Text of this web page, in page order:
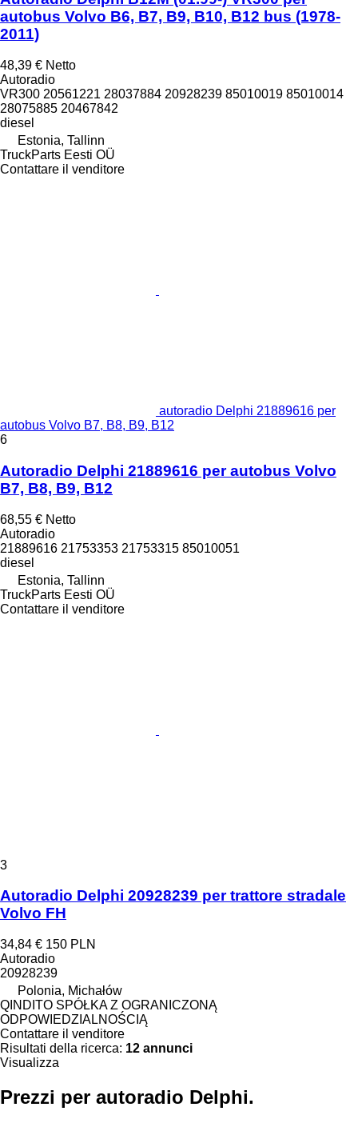
autobus Volvo B6, B7, B9, B10, B12 bus (1978-
2011)
48,39 € Netto
Autoradio
VR300 20561221 28037884 20928239 85010019 85010014
28075885 20467842
diesel
Estonia, Tallinn
TruckParts Eesti OÜ
Contattare il venditore
autoradio Delphi 21889616 per
autobus Volvo B7, B8, B9, B12
6
Autoradio Delphi 21889616 per autobus Volvo
B7, B8, B9, B12
68,55 € Netto
Autoradio
21889616 21753353 21753315 85010051
diesel
Estonia, Tallinn
TruckParts Eesti OÜ
Contattare il venditore
3
Autoradio Delphi 20928239 per trattore stradale
Volvo FH
34,84 € 150 PLN
Autoradio
20928239
Polonia, Michałów
QINDITO SPÓŁKA Z OGRANICZONĄ
ODPOWIEDZIALNOŚCIĄ
Contattare il venditore
Risultati della ricerca: 12 annunci
Visualizza
Prezzi per autoradio Delphi.